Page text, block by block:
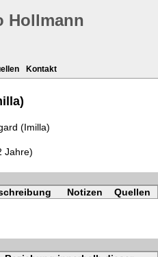
Hollmann
Kontakt
(Imilla)
Jahre)
Notizen
Quellen